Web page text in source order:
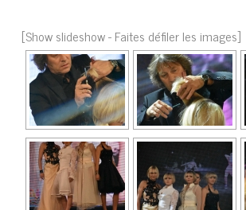
[Show slideshow - Faites défiler les images]